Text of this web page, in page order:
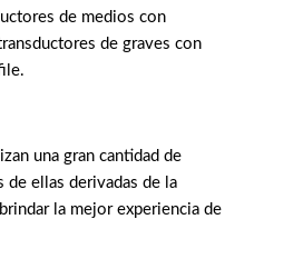
de medios con
de graves con
una gran cantidad de
de ellas derivadas de la
la mejor experiencia de